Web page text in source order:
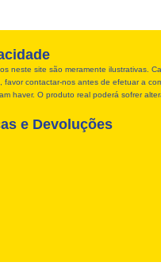
neste site são meramente ilustrativas.
favor contactar-nos antes de efetuar a
haver. O produto real poderá sofrer
e Devoluções